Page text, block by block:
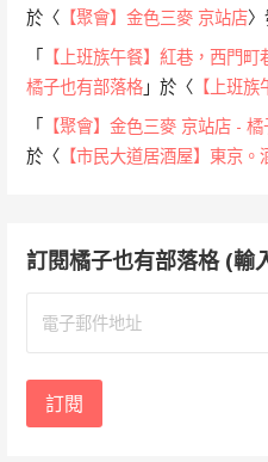
於〈 【聚會】金色三麥 京站店
「 【上班族午餐】紅巷，西門
橘子也有部落格 」於〈 【上班
「 【聚會】金色三麥 京站店 -
於〈 【市民大道居酒屋】東京
訂閱橘子也有部落格 (輸
地
訂閱